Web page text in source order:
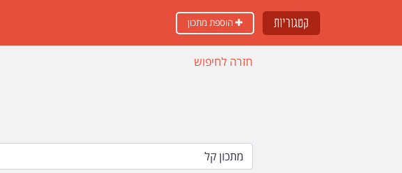
קטגוריות
חזרה לחיפוש